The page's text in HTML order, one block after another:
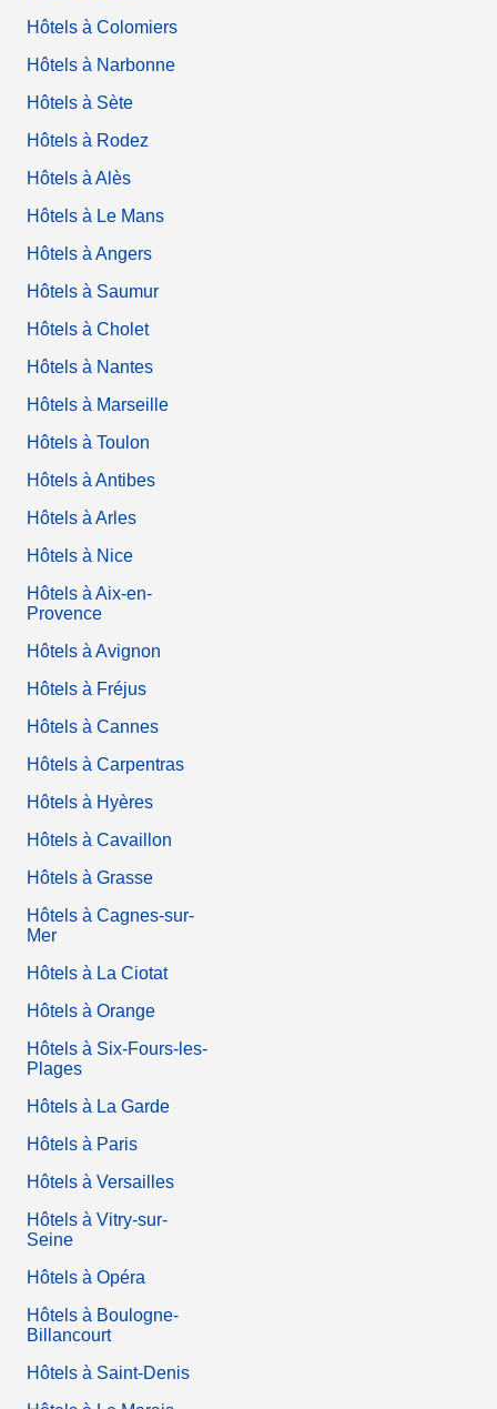
Hôtels à Colomiers
Hôtels à Narbonne
Hôtels à Sète
Hôtels à Rodez
Hôtels à Alès
Hôtels à Le Mans
Hôtels à Angers
Hôtels à Saumur
Hôtels à Cholet
Hôtels à Nantes
Hôtels à Marseille
Hôtels à Toulon
Hôtels à Antibes
Hôtels à Arles
Hôtels à Nice
Hôtels à Aix-en-
Provence
Hôtels à Avignon
Hôtels à Fréjus
Hôtels à Cannes
Hôtels à Carpentras
Hôtels à Hyères
Hôtels à Cavaillon
Hôtels à Grasse
Hôtels à Cagnes-sur-
Mer
Hôtels à La Ciotat
Hôtels à Orange
Hôtels à Six-Fours-les-
Plages
Hôtels à La Garde
Hôtels à Paris
Hôtels à Versailles
Hôtels à Vitry-sur-
Seine
Hôtels à Opéra
Hôtels à Boulogne-
Billancourt
Hôtels à Saint-Denis